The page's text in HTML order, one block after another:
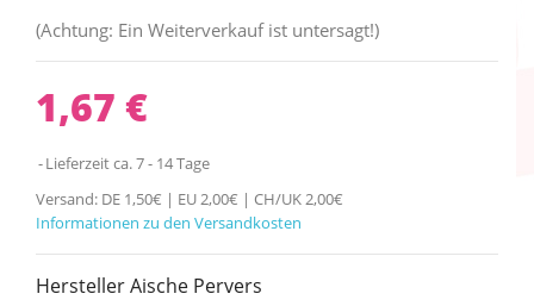
(Achtung: Ein Weiterverkauf ist untersagt!)
1,67 €
Lieferzeit ca. 7 - 14 Tage
Versand: DE 1,50€ | EU 2,00€ | CH/UK 2,00€
Informationen zu den Versandkosten
Hersteller Aische Pervers